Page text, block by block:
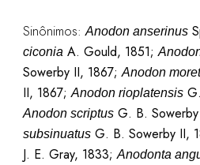
Sinônimos:Anodon anserinus
ciconiaA. Gould, 1851;
Sowerby II, 1867;Anodon
II, 1867;Anodon rioplatensis
Anodon scriptusG. B.
subsinuatusG. B. Sowerby II,
J. E. Gray, 1833;Anodonta